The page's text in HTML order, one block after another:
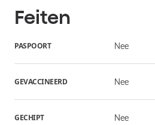
Feiten
PASPOORT Nee
GEVACCINEERD Nee
GECHIPT Nee